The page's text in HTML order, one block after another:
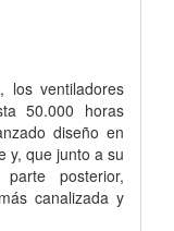
los ventiladores
50.000 horas
diseño en
y, que junto a su
posterior,
canalizada y